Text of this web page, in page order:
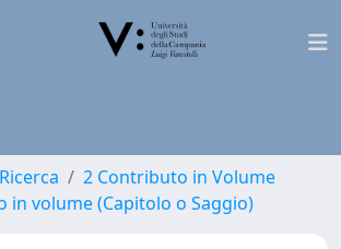
2 Contributo in Volume
in volume (Capitolo o Saggio)